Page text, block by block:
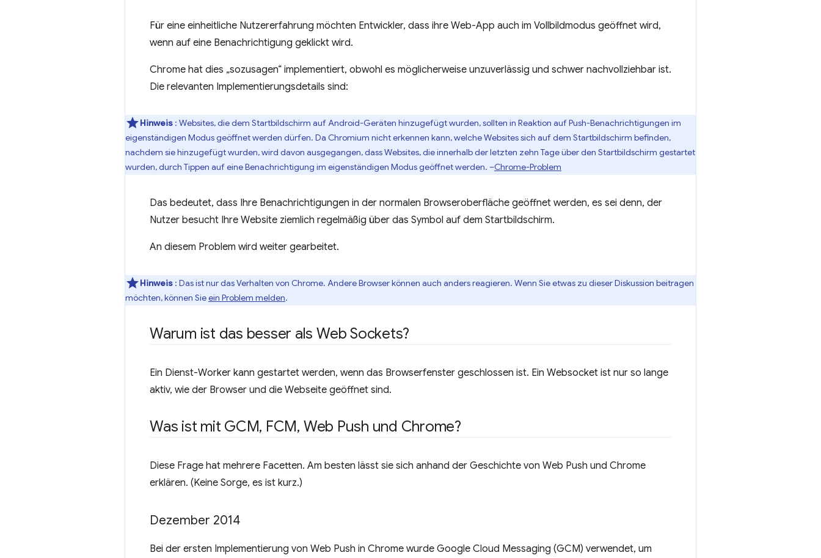
Für eine einheitliche Nutzererfahrung möchten Entwickler, dass ihre Web-App auch im Vollbildmodus geöffnet wird,
wenn auf eine Benachrichtigung geklickt wird.
Chrome hat dies „sozusagen“ implementiert, obwohl es möglicherweise unzuverlässig und schwer nachvollziehbar ist.
Die relevanten Implementierungsdetails sind:
Hinweis : Websites, die dem Startbildschirm auf Android-Geräten hinzugefügt wurden, sollten in Reaktion auf Push-Benachrichtigungen im
eigenständigen Modus geöffnet werden dürfen. Da Chromium nicht erkennen kann, welche Websites sich auf dem Startbildschirm befinden,
nachdem sie hinzugefügt wurden, wird davon ausgegangen, dass Websites, die innerhalb der letzten zehn Tage über den Startbildschirm gestartet
wurden, durch Tippen auf eine Benachrichtigung im eigenständigen Modus geöffnet werden. –Chrome-Problem
Das bedeutet, dass Ihre Benachrichtigungen in der normalen Browseroberfläche geöffnet werden, es sei denn, der
Nutzer besucht Ihre Website ziemlich regelmäßig über das Symbol auf dem Startbildschirm.
An diesem Problem wird weiter gearbeitet.
Hinweis : Das ist nur das Verhalten von Chrome. Andere Browser können auch anders reagieren. Wenn Sie etwas zu dieser Diskussion beitragen
möchten, können Sieein Problem melden.
Warum ist das besser als Web Sockets?
Ein Dienst-Worker kann gestartet werden, wenn das Browserfenster geschlossen ist. Ein Websocket ist nur so lange
aktiv, wie der Browser und die Webseite geöffnet sind.
Was ist mit GCM, FCM, Web Push und Chrome?
Diese Frage hat mehrere Facetten. Am besten lässt sie sich anhand der Geschichte von Web Push und Chrome
erklären. (Keine Sorge, es ist kurz.)
Dezember 2014
Bei der ersten Implementierung von Web Push in Chrome wurde Google Cloud Messaging (GCM) verwendet, um